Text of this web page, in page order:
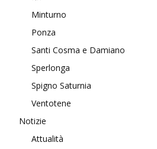
Minturno
Ponza
Santi Cosma e Damiano
Sperlonga
Spigno Saturnia
Ventotene
Notizie
Attualità